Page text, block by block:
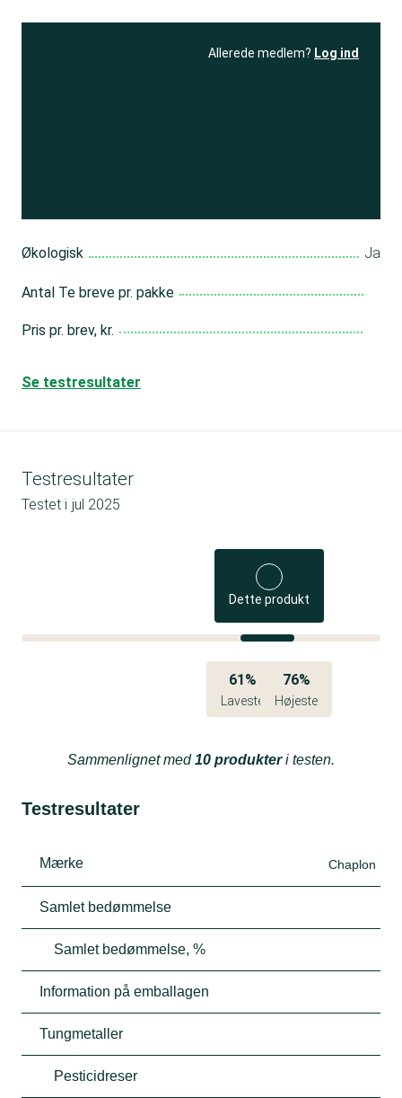
Allerede medlem? Log ind
Økologisk Ja
Antal Te breve pr. pakke
Pris pr. brev, kr.
Se testresultater
Testresultater
Testet i jul 2025
Dette produkt
61%
Laveste
76%
Højeste
Sammenlignet med10 produkteri testen.
Testresultater
Mærke Chaplon
Samlet bedømmelse
Samlet bedømmelse, %
Information på emballagen
Tungmetaller
Pesticidreser